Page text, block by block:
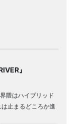
』
隈はハイブリッド
止まるどころか進